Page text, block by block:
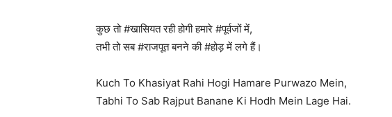
कुछ तो #खासियत रही होगी हमारे #पूर्वजों में,
तभी तो सब #राजपूत बनने की #होड़ में लगे हैं।
Kuch To Khasiyat Rahi Hogi Hamare Purwazo Mein,
Tabhi To Sab Rajput Banane Ki Hodh Mein Lage Hai.